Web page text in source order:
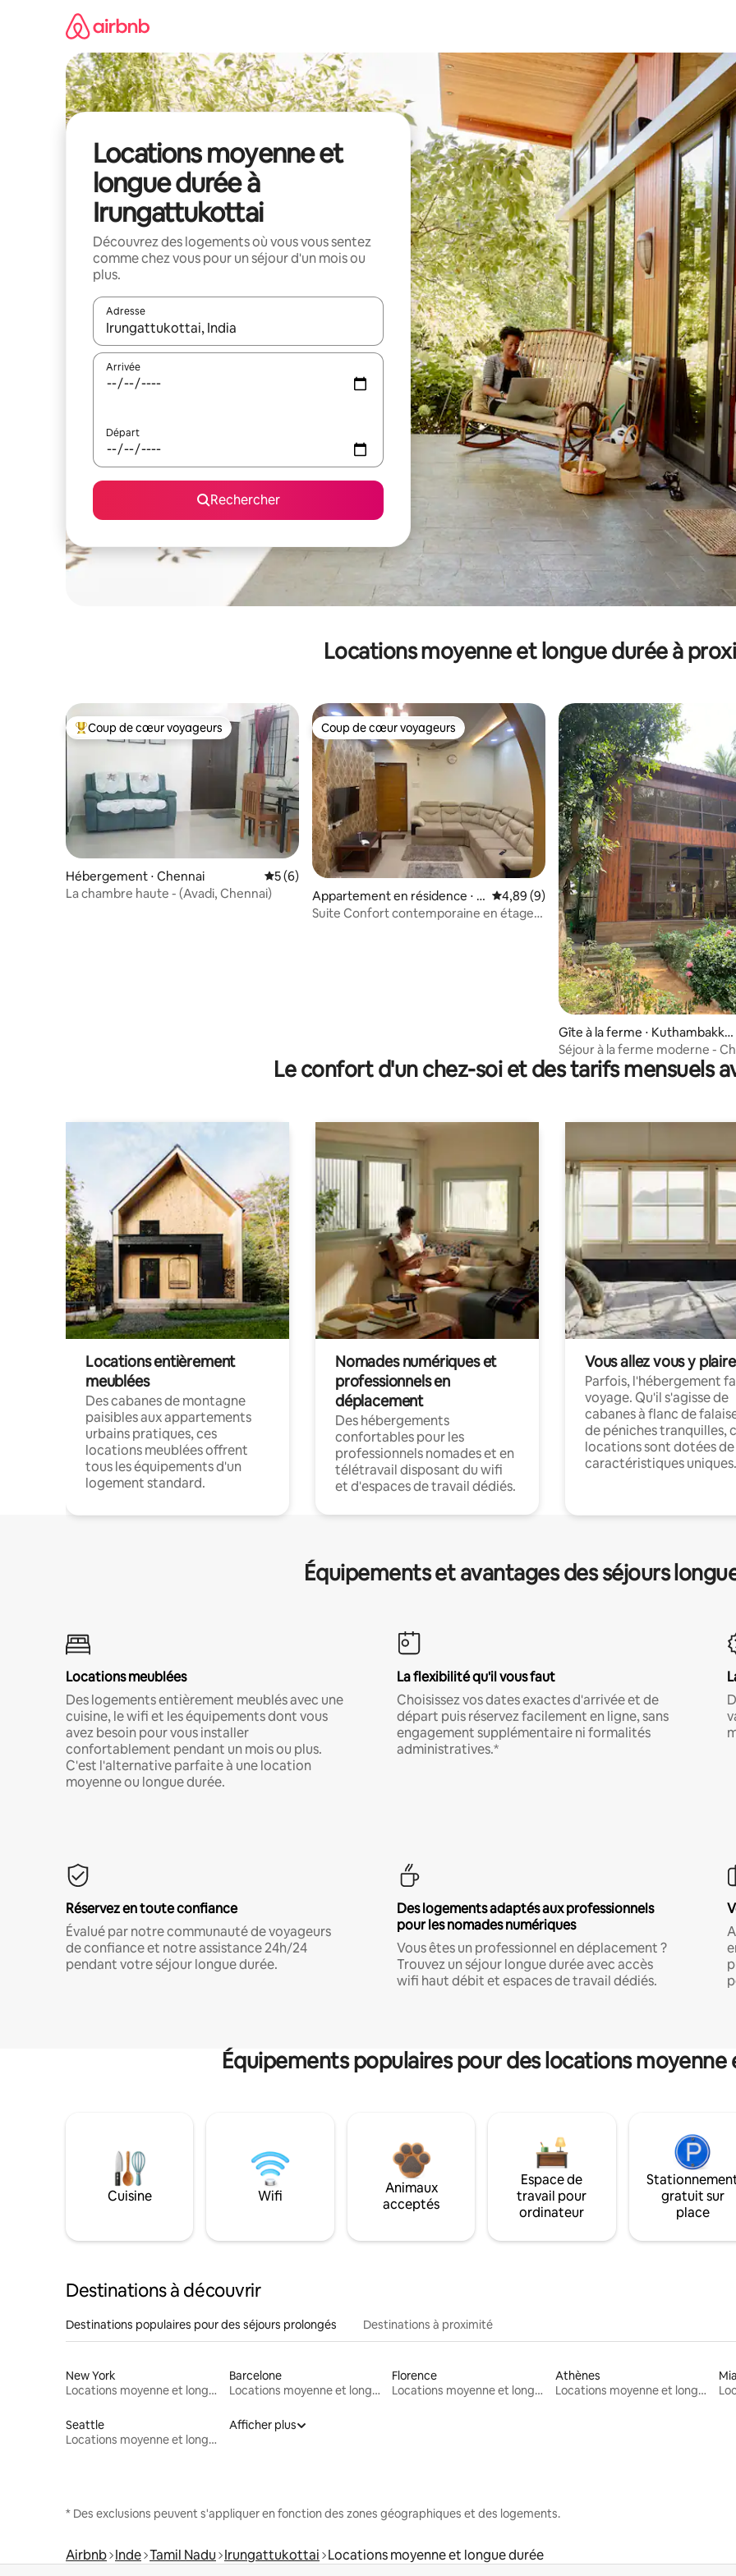
Locations moyenne et
longue durée à
Irungattukottai
Découvrez des logements où vous vous sentez
comme chez vous pour un séjour d'un mois ou
plus.
Adresse
Lorsque les résultats s'affichent, utilisez les flèches vers le haut et vers le bas pour les parcourir ou en appuyant et en
Arrivée
Départ
Rechercher
Locations moyenne et longue durée à
Coups de cœur voyageurs les plus appréciés
Coup de cœur voyageurs
Hébergement ⋅ Chennai Évaluation moyenne sur la base de 6 commentaires : 5 sur 5
5 (6)
La chambre haute - (Avadi, Chennai)
Coup de cœur voyageurs
Coup de cœur voyageurs
Appartement en résidence ⋅ V
aradharajapuram
Évaluation moyenne sur la base de 9
4,89 (9)
Suite Confort contemporaine en étage
Gîte à la ferme ⋅ Kuthambakka
m
Séjour à la ferme moderne -
Détox (famille uniquement)
Le confort d'un chez-soi et des tarifs mensuels
Locations entièrement
meublées
Des cabanes de montagne
paisibles aux appartements
urbains pratiques, ces
locations meublées offrent
tous les équipements d'un
logement standard.
Nomades numériques et
professionnels en
déplacement
Des hébergements
confortables pour les
professionnels nomades et en
télétravail disposant du wifi
et d'espaces de travail dédiés.
Vous allez vous y plaire
Parfois, l'hébergement
voyage. Qu'il s'agisse de
cabanes à flanc de
de péniches tranquilles,
locations sont dotées de
caractéristiques uniques.
Équipements et avantages des séjours
Locations meublées
Des logements entièrement meublés avec une
cuisine, le wifi et les équipements dont vous
avez besoin pour vous installer
confortablement pendant un mois ou plus.
C'est l'alternative parfaite à une location
moyenne ou longue durée.
La flexibilité qu'il vous faut
Choisissez vos dates exactes d'arrivée et de
départ puis réservez facilement en ligne, sans
engagement supplémentaire ni formalités
administratives.*
Réservez en toute confiance
Évalué par notre communauté de voyageurs
de confiance et notre assistance 24h/24
pendant votre séjour longue durée.
Des logements adaptés aux professionnels
pour les nomades numériques
Vous êtes un professionnel en déplacement ?
Trouvez un séjour longue durée avec accès
wifi haut débit et espaces de travail dédiés.
Équipements populaires pour des locations
Cuisine Wifi
Animaux
acceptés
Espace de
travail pour
ordinateur
gratuit sur
place
Destinations à découvrir
Destinations populaires pour des séjours prolongés Destinations à proximité
New York
Locations moyenne et longue durée
Barcelone
Locations moyenne et longue durée
Florence
Locations moyenne et longue durée
Athènes
Locations moyenne et longue durée
Seattle
Locations moyenne et longue durée
Afficher plus
* Des exclusions peuvent s'appliquer en fonction des zones géographiques et des logements.
Airbnb Inde Tamil Nadu Irungattukottai Locations moyenne et longue durée